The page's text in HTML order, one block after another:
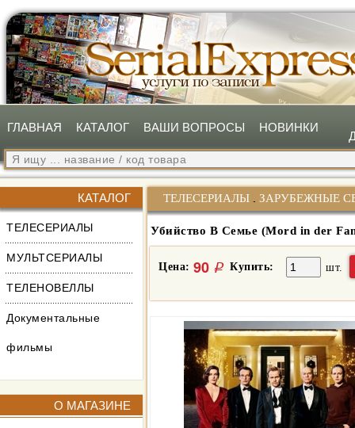
ГЛАВНАЯ КАТАЛОГ ВАШИ ВОПРОСЫ НОВИНКИ
КАТАЛОГ
ТЕЛЕСЕРИАЛЫ
МУЛЬТСЕРИАЛЫ
ТЕЛЕНОВЕЛЛЫ
Документальные
фильмы
О МАГАЗИНЕ
ТЕЛЕСЕРИАЛЫ ЗАРУБЕЖНЫЕ
Убийство В Семье (Mord in der
Цена: 90 q Купить: шт.